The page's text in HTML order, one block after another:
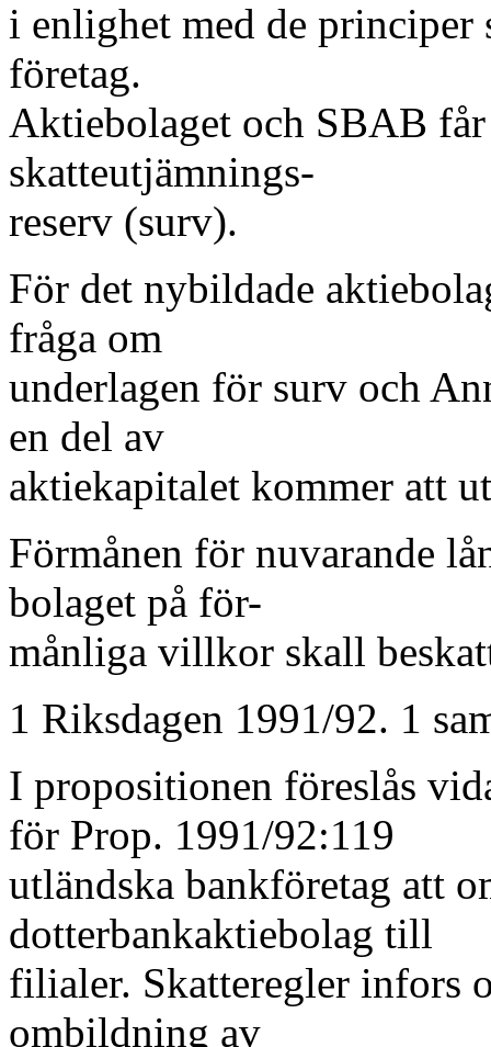
i enlighet med de
företag.
Aktiebolaget och SBAB
skatteutjämnings-
reserv (surv).
För det nybildade
fråga om
underlagen för surv och
en del av
aktiekapitalet kommer att
Förmånen för nuvarande
bolaget på för-
månliga villkor skall
1 Riksdagen 1991/92. 1
I propositionen föreslås
för Prop. 1991/92:119
utländska bankföretag att
dotterbankaktiebolag till
filialer. Skatteregler infors
ombildning av